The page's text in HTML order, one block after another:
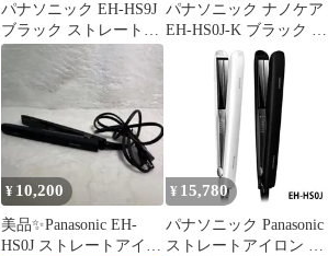
パナソニック EH-HS9J
ブラック ストレートヘ
アアイロン ナノケア
パナソニック ナノケア
EH-HS0J-K ブラック ス
トレートアイロン ヘア
アイロン ヘアケア 本体
¥ 10,200
美品✨Panasonic EH-
HS0J ストレートアイロ
¥ 15,780
パナソニック Panasonic
ストレートアイロン ナ